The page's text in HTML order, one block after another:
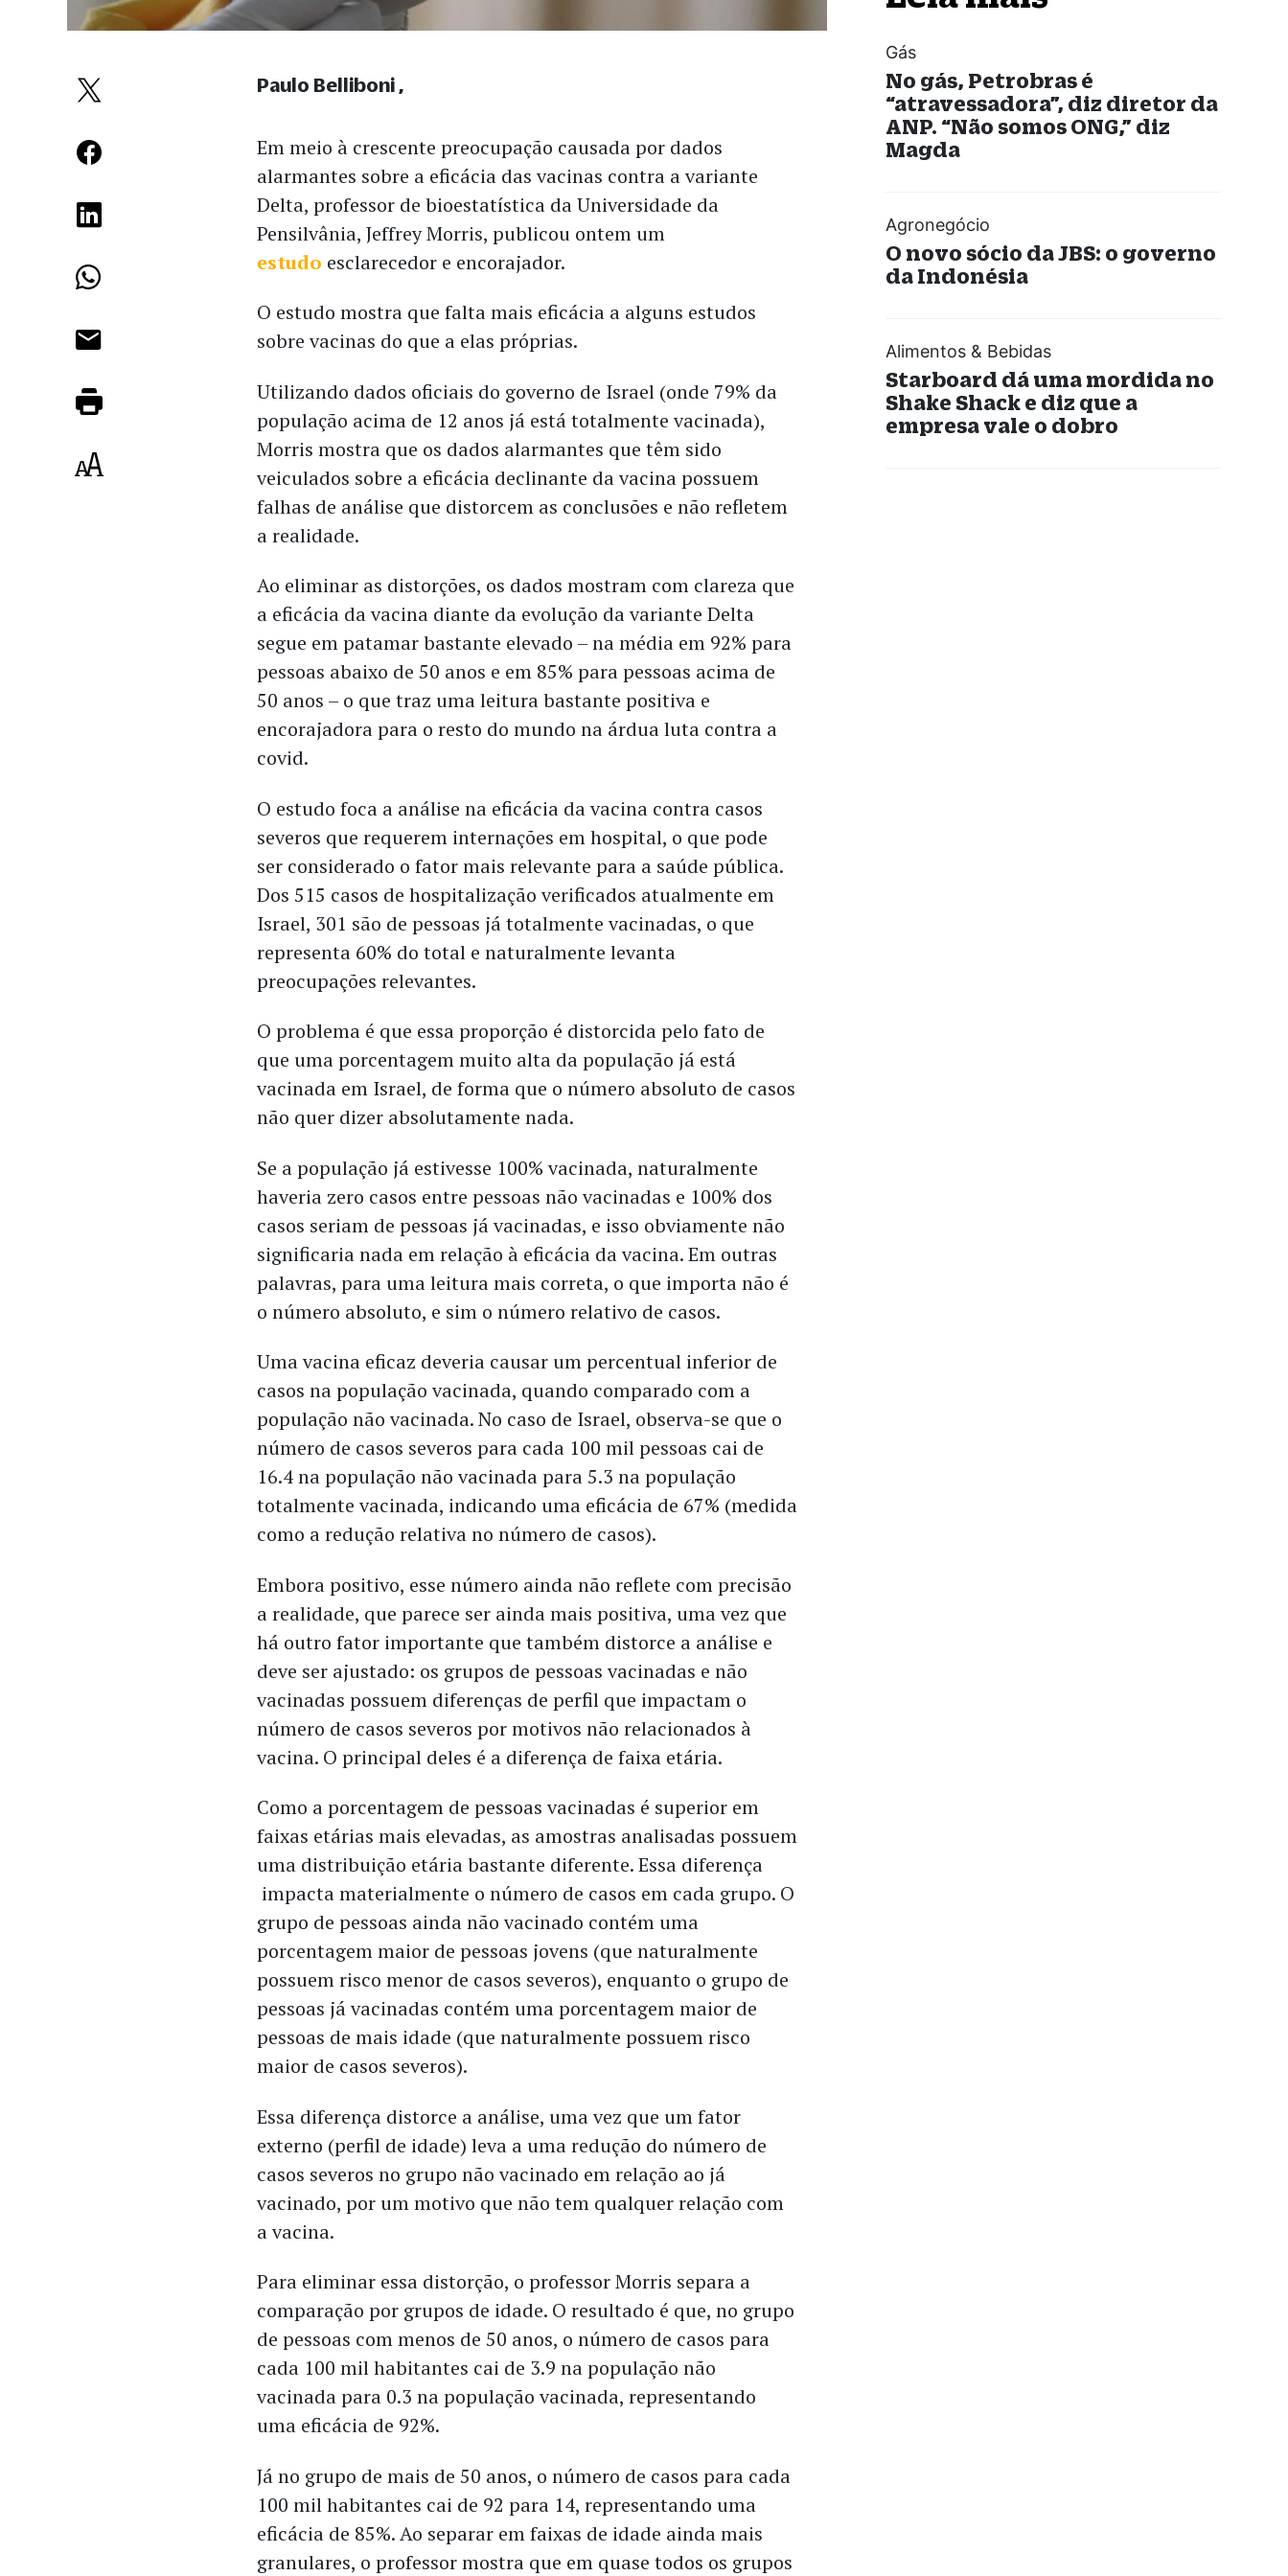
Em meio à crescente preocupação causada por dados
alarmantes sobre a eficácia das vacinas contra a variante
Delta, professor de bioestatística da Universidade da
Pensilvânia, Jeffrey Morris, publicou ontem um
estudo esclarecedor e encorajador.
O estudo mostra que falta mais eficácia a alguns estudos
sobre vacinas do que a elas próprias.
Utilizando dados oficiais do governo de Israel (onde 79% da
população acima de 12 anos já está totalmente vacinada),
Morris mostra que os dados alarmantes que têm sido
veiculados sobre a eficácia declinante da vacina possuem
falhas de análise que distorcem as conclusões e não refletem
a realidade.
Ao eliminar as distorções, os dados mostram com clareza que
a eficácia da vacina diante da evolução da variante Delta
segue em patamar bastante elevado – na média em 92% para
pessoas abaixo de 50 anos e em 85% para pessoas acima de
50 anos – o que traz uma leitura bastante positiva e
encorajadora para o resto do mundo na árdua luta contra a
covid.
O estudo foca a análise na eficácia da vacina contra casos
severos que requerem internações em hospital, o que pode
ser considerado o fator mais relevante para a saúde pública.
Dos 515 casos de hospitalização verificados atualmente em
Israel, 301 são de pessoas já totalmente vacinadas, o que
representa 60% do total e naturalmente levanta
preocupações relevantes.
O problema é que essa proporção é distorcida pelo fato de
que uma porcentagem muito alta da população já está
vacinada em Israel, de forma que o número absoluto de casos
não quer dizer absolutamente nada.
Se a população já estivesse 100% vacinada, naturalmente
haveria zero casos entre pessoas não vacinadas e 100% dos
casos seriam de pessoas já vacinadas, e isso obviamente não
significaria nada em relação à eficácia da vacina. Em outras
palavras, para uma leitura mais correta, o que importa não é
o número absoluto, e sim o número relativo de casos.
Uma vacina eficaz deveria causar um percentual inferior de
casos na população vacinada, quando comparado com a
população não vacinada. No caso de Israel, observa-se que o
número de casos severos para cada 100 mil pessoas cai de
16.4 na população não vacinada para 5.3 na população
totalmente vacinada, indicando uma eficácia de 67% (medida
como a redução relativa no número de casos).
Embora positivo, esse número ainda não reflete com precisão
a realidade, que parece ser ainda mais positiva, uma vez que
há outro fator importante que também distorce a análise e
deve ser ajustado: os grupos de pessoas vacinadas e não
vacinadas possuem diferenças de perfil que impactam o
número de casos severos por motivos não relacionados à
vacina. O principal deles é a diferença de faixa etária.
Como a porcentagem de pessoas vacinadas é superior em
faixas etárias mais elevadas, as amostras analisadas possuem
uma distribuição etária bastante diferente. Essa diferença
impacta materialmente o número de casos em cada grupo. O
grupo de pessoas ainda não vacinado contém uma
porcentagem maior de pessoas jovens (que naturalmente
possuem risco menor de casos severos), enquanto o grupo de
pessoas já vacinadas contém uma porcentagem maior de
pessoas de mais idade (que naturalmente possuem risco
maior de casos severos).
Essa diferença distorce a análise, uma vez que um fator
externo (perfil de idade) leva a uma redução do número de
casos severos no grupo não vacinado em relação ao já
vacinado, por um motivo que não tem qualquer relação com
a vacina.
Para eliminar essa distorção, o professor Morris separa a
comparação por grupos de idade. O resultado é que, no grupo
de pessoas com menos de 50 anos, o número de casos para
cada 100 mil habitantes cai de 3.9 na população não
vacinada para 0.3 na população vacinada, representando
uma eficácia de 92%.
Já no grupo de mais de 50 anos, o número de casos para cada
100 mil habitantes cai de 92 para 14, representando uma
eficácia de 85%. Ao separar em faixas de idade ainda mais
granulares, o professor mostra que em quase todos os grupos
Paulo Belliboni
Gás
No gás, Petrobras é
“atravessadora”, diz diretor da
ANP. “Não somos ONG,” diz
Magda
Agronegócio
O novo sócio da JBS: o governo
da Indonésia
Alimentos & Bebidas
Starboard dá uma mordida no
Shake Shack e diz que a
empresa vale o dobro